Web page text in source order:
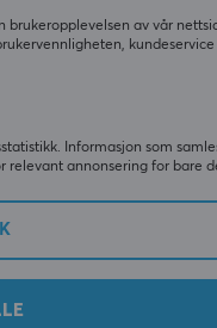
brukeropplevelsen av vår
kundeservice
Informasjon som
relevant annonsering for bare